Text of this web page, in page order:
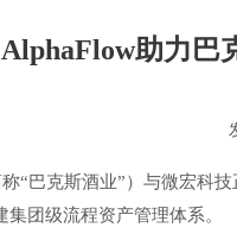
AlphaFlow助力巴
称“巴克斯酒业”）与微宏科
团级流程资产管理体系。